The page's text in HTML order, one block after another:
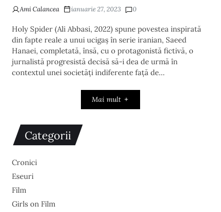
Ami Calancea ianuarie 27, 2023 0
Holy Spider (Ali Abbasi, 2022) spune povestea inspirată
din fapte reale a unui ucigaș în serie iranian, Saeed
Hanaei, completată, însă, cu o protagonistă fictivă, o
jurnalistă progresistă decisă să-i dea de urmă în
contextul unei societăți indiferente față de…
Mai mult
Categorii
Cronici
Eseuri
Film
Girls on Film